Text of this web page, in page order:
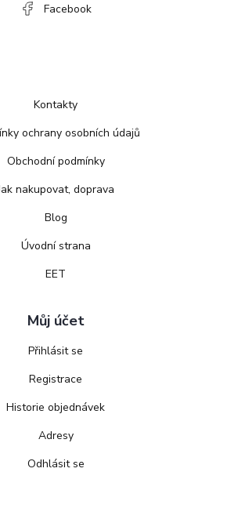
Facebook
Kontakty
ochrany osobních údajů
Obchodní podmínky
nakupovat, doprava
Blog
Úvodní strana
EET
Můj účet
Přihlásit se
Registrace
Historie objednávek
Adresy
Odhlásit se